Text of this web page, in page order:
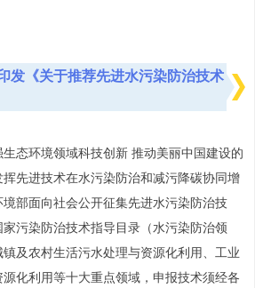
发《关于推荐先进水污染防治技术
态环境领域科技创新 推动美丽中国建设的
先进技术在水污染防治和减污降碳协同增
部面向社会公开征集先进水污染防治技
污染防治技术指导目录（水污染防治领
及农村生活污水处理与资源化利用、工业
化利用等十大重点领域，申报技术须经各